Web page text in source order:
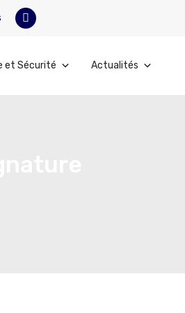
et Sécurité Actualités